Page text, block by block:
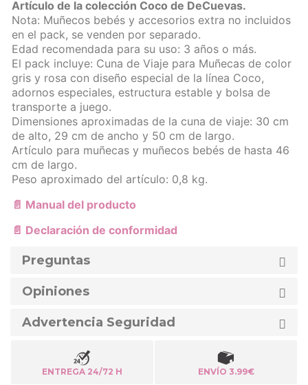
Artículo de la colección Coco de DeCuevas.
Nota: Muñecos bebés y accesorios extra no incluidos
en el pack, se venden por separado.
Edad recomendada para su uso: 3 años o más.
El pack incluye: Cuna de Viaje para Muñecas de color
gris y rosa con diseño especial de la línea Coco,
adornos especiales, estructura estable y bolsa de
transporte a juego.
Dimensiones aproximadas de la cuna de viaje: 30 cm
de alto, 29 cm de ancho y 50 cm de largo.
Artículo para muñecas y muñecos bebés de hasta 46
cm de largo.
Peso aproximado del artículo: 0,8 kg.
📄 Manual del producto
📄 Declaración de conformidad
Preguntas
Opiniones
Advertencia Seguridad
ENTREGA 24/72 H ENVÍO 3.99€